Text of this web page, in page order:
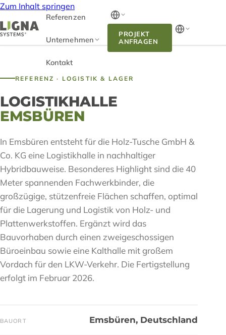
Zum Inhalt springen
Referenzen
Unternehmen
Kontakt
PROJEKT
ANFRAGEN
REFERENZ · LOGISTIK & LAGER
LOGISTIKHALLE
EMSBÜREN
In Emsbüren entsteht für die Holz-Tusche GmbH &
Co. KG eine Logistikhalle in nachhaltiger
Hybridbauweise. Besonderes Highlight sind die 40
Meter spannenden Fachwerkbinder, die
großzügige, stützenfreie Flächen schaffen, optimal
für die Lagerung und Logistik von Holz- und
Plattenwerkstoffen. Ergänzt wird das
Bauvorhaben durch einen zweigeschossigen
Büroeinbau sowie eine Kalthalle mit großem
Vordach für den LKW-Verkehr. Die Fertigstellung
erfolgt im Februar 2026.
BAUORT Emsbüren, Deutschland